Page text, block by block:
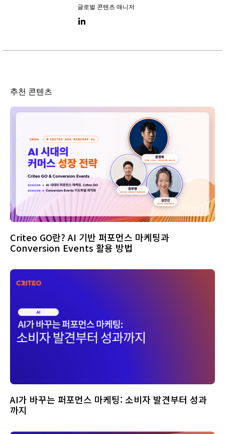
글로벌 콘텐츠 매니저
LinkedIn link
추천 콘텐츠
Criteo GO란? AI 기반 퍼포먼스 마케팅과
Conversion Events 활용 방법
AI가 바꾸는 퍼포먼스 마케팅: 소비자 발견부터 성과
까지